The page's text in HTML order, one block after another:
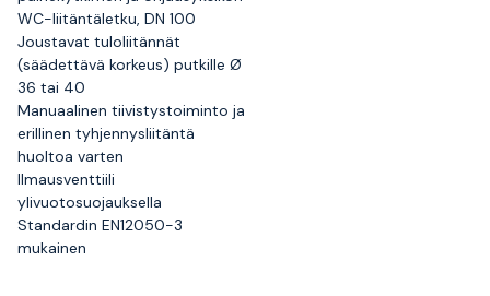
WC-liitäntäletku, DN 100
Joustavat tuloliitännät
(säädettävä korkeus) putkille Ø
36 tai 40
Manuaalinen tiivistystoiminto ja
erillinen tyhjennysliitäntä
huoltoa varten
Ilmausventtiili
ylivuotosuojauksella
Standardin EN12050-3
mukainen